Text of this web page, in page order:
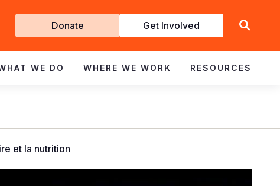
Get
Involved
Donate Get Involved
WE DO WHERE WE WORK RESOURCES
et la nutrition